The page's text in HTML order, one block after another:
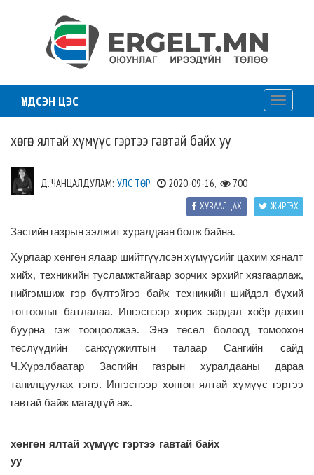
ҮНДСЭН ЦЭС
Toggle
хөнгөн ялтай хүмүүс гэртээ гавтай байх уу
Д. ЧАНЦАЛДУЛАМ: УЛС ТӨР 2020-09-16, 700
ЖИРГЭХ
ХУВААЛЦАХ
Засгийн газрынээлжитхуралдаан болж байна.
Хурлаар хөнгөн ялаар шийтгүүлсэн хүмүүсийг цахим хяналт
хийх, техникийн тусламжтайгаар зорчих эрхийг хязгаарлаж,
нийгэмшиж
гэр бүлтэйгээ байх техникийн шийдэл
бүхий
тогтоолыг батлалаа. Ингэснээр хорих зардал хоёр дахин
буурна
гэж тооцоолжээ. Энэ төсөл болоод
томоохон
төслүүдийн
санхүүжилтын талаар Сангийн
сайд
Ч.Хүрэлбаатар Засгийн газрын хуралдааны
дараа
танилцуулах гэнэ. Ингэснээр хөнгөн ялтай хүмүүс гэртээ
гавтай байж магадгүй аж.
хөнгөн ялтай хүмүүс гэртээ гавтай байх
уу